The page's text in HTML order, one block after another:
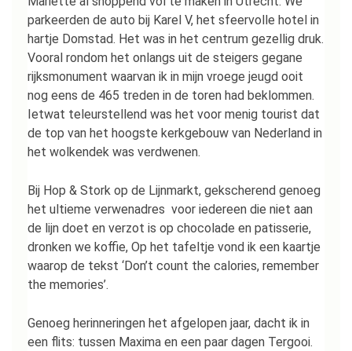
parkeerden de auto bij Karel V, het sfeervolle hotel in
hartje Domstad. Het was in het centrum gezellig druk.
Vooral rondom het onlangs uit de steigers gegane
rijksmonument waarvan ik in mijn vroege jeugd ooit
nog eens de 465 treden in de toren had beklommen.
Ietwat teleurstellend was het voor menig tourist dat
de top van het hoogste kerkgebouw van Nederland in
het wolkendek was verdwenen.
Bij Hop & Stork op de Lijnmarkt, gekscherend genoeg
het ultieme verwenadres voor iedereen die niet aan
de lijn doet en verzot is op chocolade en patisserie,
dronken we koffie, Op het tafeltje vond ik een kaartje
waarop de tekst ‘Don’t count the calories, remember
the memories’.
Genoeg herinneringen het afgelopen jaar, dacht ik in
een flits: tussen Maxima en een paar dagen Tergooi.